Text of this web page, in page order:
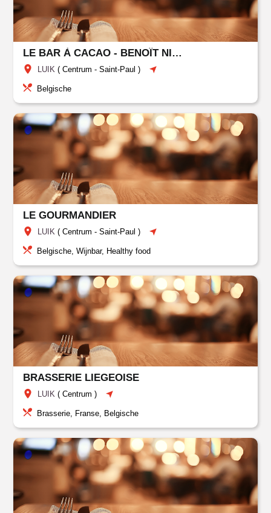
LE BAR À CACAO - BENOÎT NIHANT
LUIK (Centrum - Saint-Paul )
Belgische
LE GOURMANDIER
LUIK (Centrum - Saint-Paul )
Belgische, Wijnbar, Healthy food
BRASSERIE LIEGEOISE
LUIK (Centrum )
Brasserie, Franse, Belgische